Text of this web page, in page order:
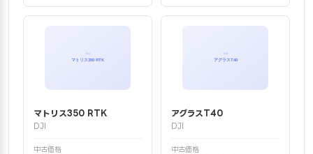
マトリス350 RTK
DJI
中古価格
アグラスT40
DJI
中古価格